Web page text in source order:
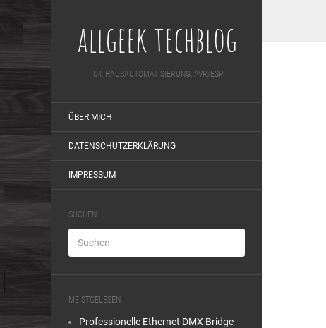
allgeek techblog
IOT, HAUSAUTOMATISIERUNG, AVR/ESP
ÜBER MICH
DATENSCHUTZERKLÄRUNG
IMPRESSUM
SUCHEN
MEISTGELESEN
Professionelle Ethernet DMX Bridge